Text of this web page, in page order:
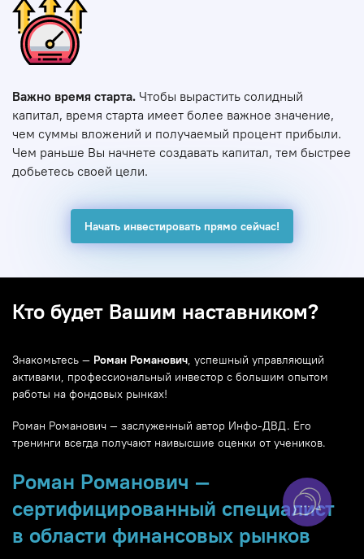
Важно время старта. Чтобы вырастить солидный
капитал, время старта имеет более важное значение,
чем суммы вложений и получаемый процент прибыли.
Чем раньше Вы начнете создавать капитал, тем быстрее
добьетесь своей цели.
Начать инвестировать прямо сейчас!
Кто будет Вашим наставником?
Знакомьтесь — Роман Романович, успешный управляющий
активами, профессиональный инвестор с большим опытом
работы на фондовых рынках!
Роман Романович — заслуженный автор Инфо-ДВД. Его
тренинги всегда получают наивысшие оценки от учеников.
Роман Романович —
сертифицированный специалист
в области финансовых рынков